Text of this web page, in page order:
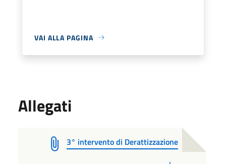
VAI ALLA PAGINA
Allegati
3° intervento di Derattizzazione